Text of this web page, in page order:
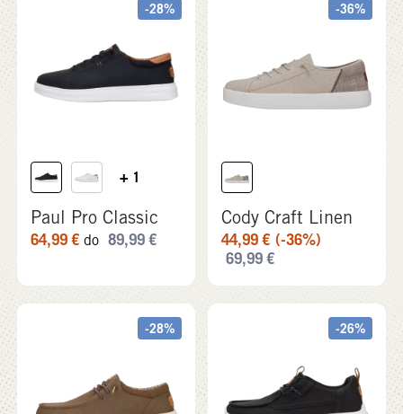
-28%
+ 1
Paul Pro Classic
64,99€ do 89,99€
-36%
Cody Craft Linen
44,99€ (-36%)
69,99€
-28% -26%